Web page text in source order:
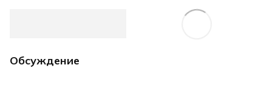
Обсуждение